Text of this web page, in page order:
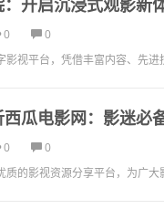
：开启沉浸式观影新
0
0
影视平台，凭借丰富内容、先
瓜电影网：影迷必
0
0
质的影视资源分享平台，为广